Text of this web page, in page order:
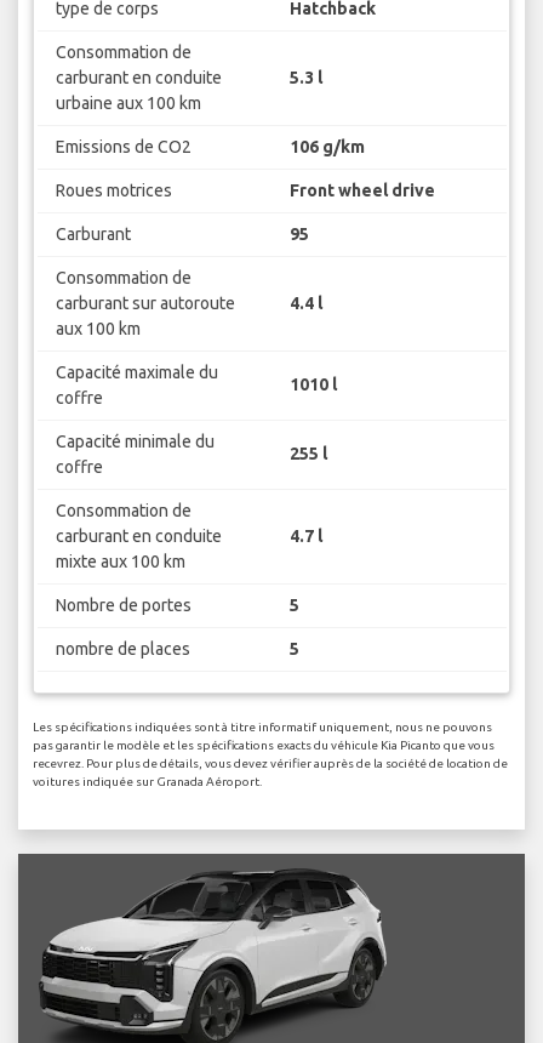
type de corps Hatchback
Consommation de
carburant en conduite
urbaine aux 100 km
5.3 l
Emissions de CO2 106 g/km
Roues motrices Front wheel drive
Carburant 95
Consommation de
carburant sur autoroute
aux 100 km
4.4 l
Capacité maximale du
coffre
1010 l
Capacité minimale du
coffre
255 l
Consommation de
carburant en conduite
mixte aux 100 km
4.7 l
Nombre de portes 5
nombre de places 5
Les spécifications indiquées sont à titre informatif uniquement, nous ne pouvons
pas garantir le modèle et les spécifications exacts du véhicule Kia Picanto que vous
recevrez. Pour plus de détails, vous devez vérifier auprès de la société de location de
voitures indiquée sur Granada Aéroport.